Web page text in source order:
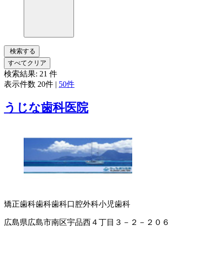
検索する
すべてクリア
検索結果: 21 件
表示件数 20件 | 50件
うじな歯科医院
矯正歯科歯科歯科口腔外科小児歯科
広島県広島市南区宇品西４丁目３－２－２０６